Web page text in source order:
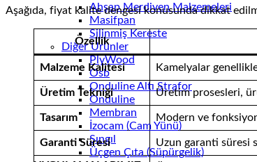
Ahşap Merdiven Malzemeleri
Masifpan
Silinmiş Kereste
Diğer Ürünler
PlyWood
Osb
Onduline Altı Strafor
Onduline
Membran
İzocam (Cam Yünü)
Şıngıl
Üçgen Çıta (Süpürgelik)
Aşağıda, fiyat kalite dengesi konusunda dikkat
Özellik
Malzeme Kalitesi Kamelyalar
Üretim Tekniği Üretim prosesleri,
Tasarım Modern ve
Garanti Süresi Uzun garanti süresi